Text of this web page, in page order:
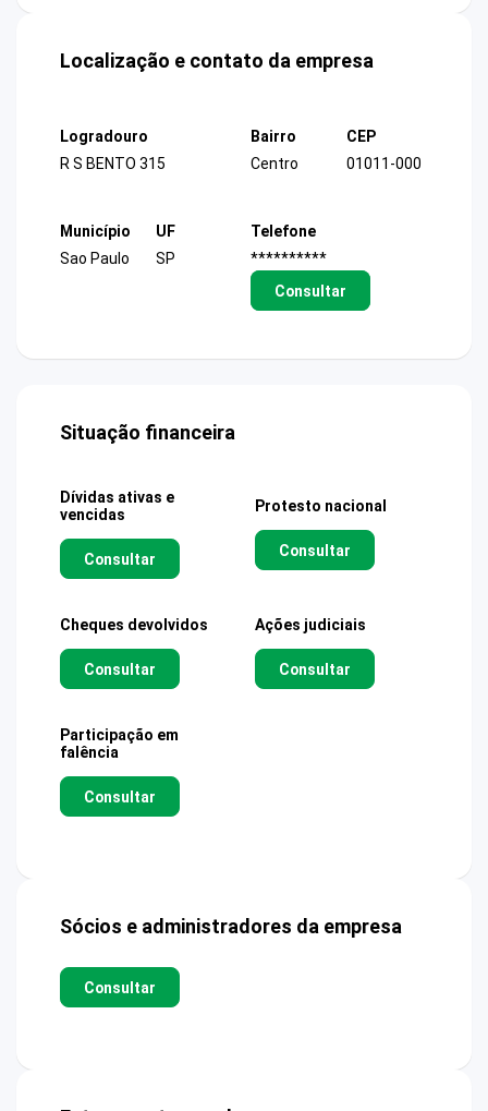
Localização e contato da empresa
Logradouro
R S BENTO 315
Bairro
Centro
CEP
01011-000
Município
Sao Paulo
UF
SP
Telefone
**********
Consultar
Situação financeira
Dívidas ativas e
vencidas
Consultar
Protesto nacional
Consultar
Cheques devolvidos
Consultar
Ações judiciais
Consultar
Participação em
falência
Consultar
Sócios e administradores da empresa
Consultar